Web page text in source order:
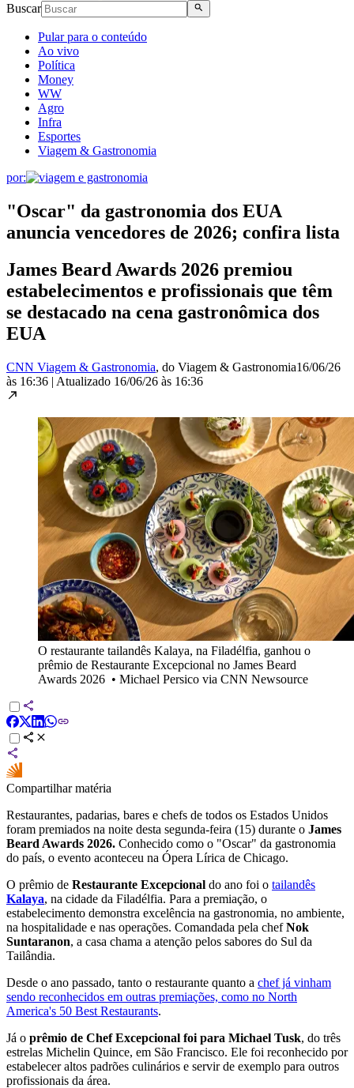
Buscar
Pular para o conteúdo
Ao vivo
Política
Money
WW
Agro
Infra
Esportes
Viagem & Gastronomia
por:
"Oscar" da gastronomia dos EUA
anuncia vencedores de 2026; confira lista
James Beard Awards 2026 premiou
estabelecimentos e profissionais que têm
se destacado na cena gastronômica dos
EUA
CNN Viagem & Gastronomia, do Viagem & Gastronomia16/06/26
às 16:36 | Atualizado 16/06/26 às 16:36
O restaurante tailandês Kalaya, na Filadélfia, ganhou o
prêmio de Restaurante Excepcional no James Beard
Awards 2026 • Michael Persico via CNN Newsource
Compartilhar matéria
Restaurantes, padarias, bares e chefs de todos os Estados Unidos
foram premiados na noite desta segunda-feira (15) durante o James
Beard Awards 2026. Conhecido como o "Oscar" da gastronomia
do país, o evento aconteceu na Ópera Lírica de Chicago.
O prêmio de Restaurante Excepcional do ano foi o tailandês
Kalaya, na cidade da Filadélfia. Para a premiação, o
estabelecimento demonstra excelência na gastronomia, no ambiente,
na hospitalidade e nas operações. Comandada pela chefNok
Suntaranon, a casa chama a atenção pelos sabores do Sul da
Tailândia.
Desde o ano passado, tanto o restaurante quanto a chef já vinham
sendo reconhecidos em outras premiações, como no North
America's 50 Best Restaurants.
Já o prêmio de Chef Excepcional foi para Michael Tusk, do três
estrelas Michelin Quince, em São Francisco. Ele foi reconhecido por
estabelecer altos padrões culinários e servir de exemplo para outros
profissionais da área.